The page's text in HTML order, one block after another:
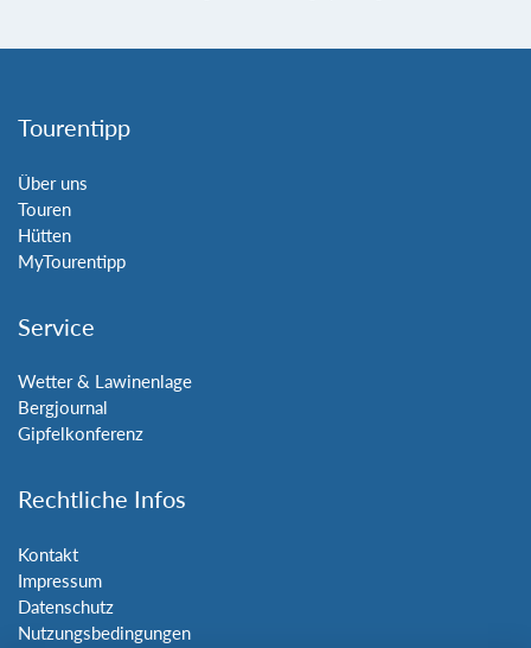
Tourentipp
Über uns
Touren
Hütten
MyTourentipp
Service
Wetter & Lawinenlage
Bergjournal
Gipfelkonferenz
Rechtliche Infos
Kontakt
Impressum
Datenschutz
Nutzungsbedingungen